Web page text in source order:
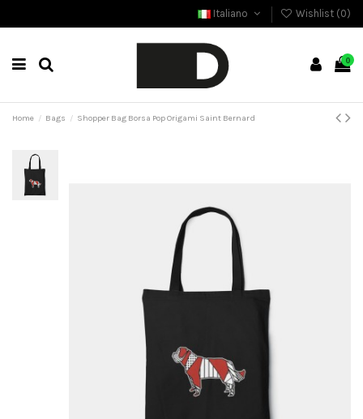
Italiano Wishlist (0)
0
Home Bags Shopper Bag Borsa Pop Origami Saint Bernard